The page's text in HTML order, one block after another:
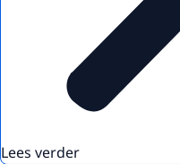
Lees verder